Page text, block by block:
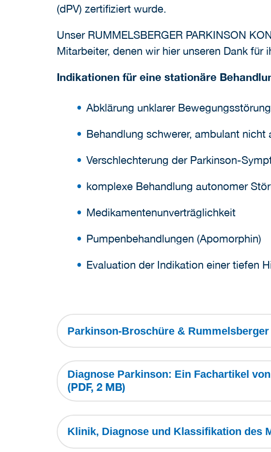
(dPV) zertifiziert wurde.
Unser RUMMELSBERGER PARKINSON
Mitarbeiter, denen wir hier unseren Dank
Indikationen für eine stationäre
Abklärung unklarer
Behandlung schwerer, ambulant
Verschlechterung der Parkinson-
komplexe Behandlung autonomer
Medikamentenunverträglichkeit
Pumpenbehandlungen (Apomorphin)
Evaluation der Indikation einer tiefen
Parkinson-Broschüre &
Diagnose Parkinson: Ein Fachartikel
(PDF, 2 MB)
Klinik, Diagnose und Klassifikation des